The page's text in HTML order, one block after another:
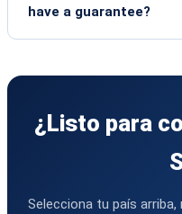
have a guarantee?
¿Listo para
Selecciona tu país